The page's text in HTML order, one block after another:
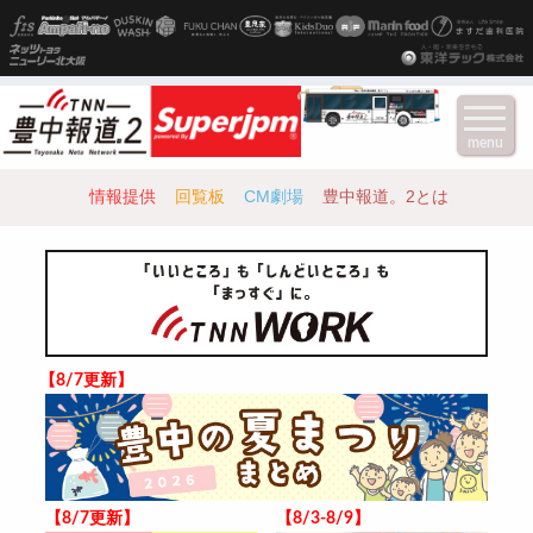
情報提供 回覧板 CM劇場 豊中報道。2とは
【8/7更新】
【8/7更新】 【8/3-8/9】
menu